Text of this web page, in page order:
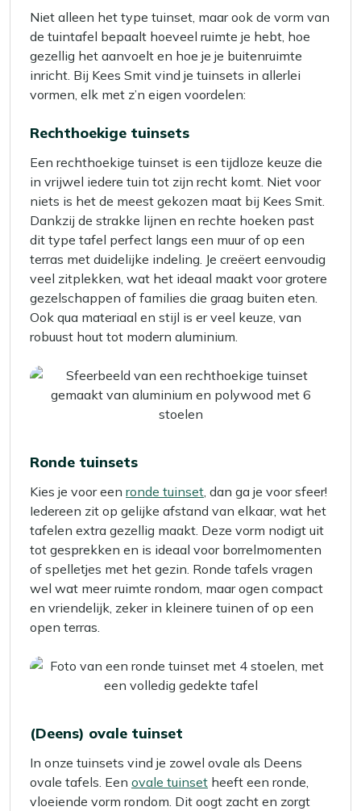
Niet alleen het type tuinset, maar ook de vorm van
de tuintafel bepaalt hoeveel ruimte je hebt, hoe
gezellig het aanvoelt en hoe je je buitenruimte
inricht. Bij Kees Smit vind je tuinsets in allerlei
vormen, elk met z’n eigen voordelen:
Rechthoekige tuinsets
Een rechthoekige tuinset is een tijdloze keuze die
in vrijwel iedere tuin tot zijn recht komt. Niet voor
niets is het de meest gekozen maat bij Kees Smit.
Dankzij de strakke lijnen en rechte hoeken past
dit type tafel perfect langs een muur of op een
terras met duidelijke indeling. Je creëert eenvoudig
veel zitplekken, wat het ideaal maakt voor grotere
gezelschappen of families die graag buiten eten.
Ook qua materiaal en stijl is er veel keuze, van
robuust hout tot modern aluminium.
Ronde tuinsets
Kies je voor een ronde tuinset, dan ga je voor sfeer!
Iedereen zit op gelijke afstand van elkaar, wat het
tafelen extra gezellig maakt. Deze vorm nodigt uit
tot gesprekken en is ideaal voor borrelmomenten
of spelletjes met het gezin. Ronde tafels vragen
wel wat meer ruimte rondom, maar ogen compact
en vriendelijk, zeker in kleinere tuinen of op een
open terras.
(Deens) ovale tuinset
In onze tuinsets vind je zowel ovale als Deens
ovale tafels. Een ovale tuinset heeft een ronde,
vloeiende vorm rondom. Dit oogt zacht en zorgt